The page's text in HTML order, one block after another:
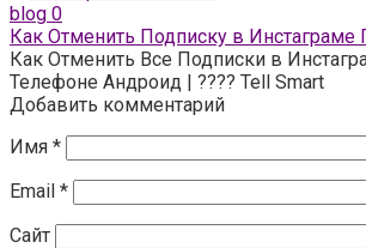
blog 0
Как Отменить Подписку в Инстаграме
Как Отменить Все Подписки в
Телефоне Андроид | ???? Tell Smart
Добавить комментарий
Имя *
Email *
Сайт